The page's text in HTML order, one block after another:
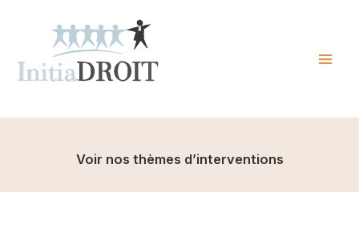
Voir nos thèmes d’interventions